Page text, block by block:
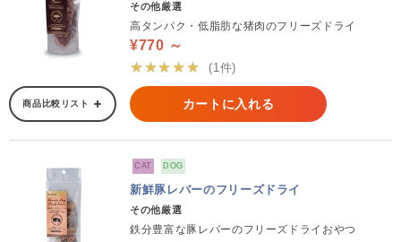
その他厳選
高タンパク・低脂肪な猪肉のフリーズドライ
¥770 ～
★★★★★
(1件)
商品比較リスト カートに入れる
CAT DOG
新鮮豚レバーのフリーズドライ
その他厳選
鉄分豊富な豚レバーのフリーズドライおやつ